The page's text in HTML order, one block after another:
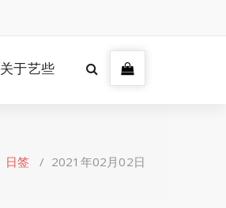
关于艺些
日签 / 2021年02月02日